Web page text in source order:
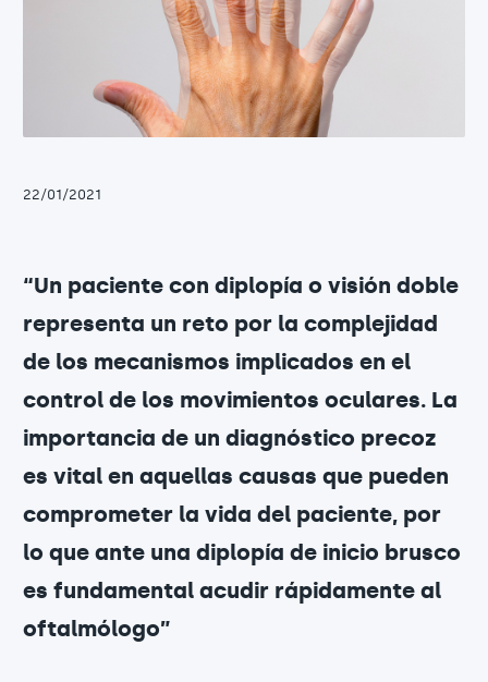
22/01/2021
“Un paciente con diplopía o visión doble
representa un reto por la complejidad
de los mecanismos implicados en el
control de los movimientos oculares. La
importancia de un diagnóstico precoz
es vital en aquellas causas que pueden
comprometer la vida del paciente, por
lo que ante una diplopía de inicio brusco
es fundamental acudir rápidamente al
oftalmólogo”